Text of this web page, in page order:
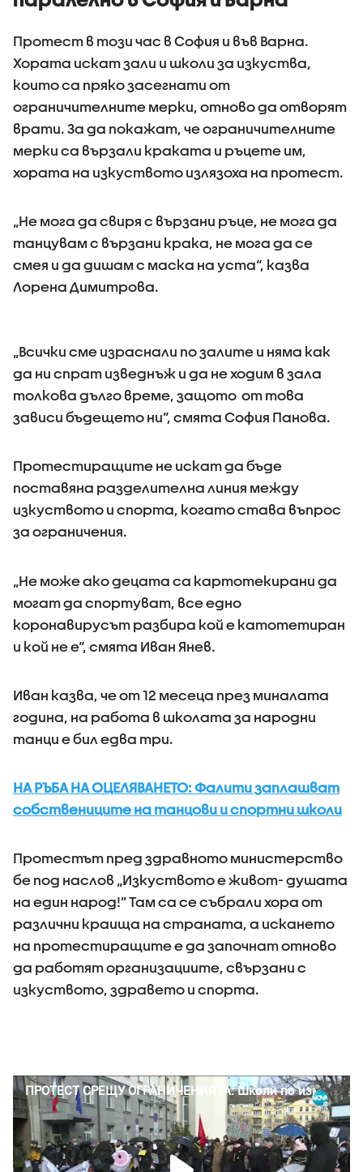
Протест в този час в София и във Варна.
Хората искат зали и школи за изкуства,
които са пряко засегнати от
ограничителните мерки, отново да отворят
врати. За да покажат, че ограничителните
мерки са вързали краката и ръцете им,
хората на изкуството излязоха на протест.
„Не мога да свиря с вързани ръце, не мога да
танцувам с вързани крака, не мога да се
смея и да дишам с маска на уста“, казва
Лорена Димитрова.
„Всички сме израснали по залите и няма как
да ни спрат изведнъж и да не ходим в зала
толкова дълго време, защото от това
зависи бъдещето ни“, смята София Панова.
Протестиращите не искат да бъде
поставяна разделителна линия между
изкуството и спорта, когато става въпрос
за ограничения.
„Не може ако децата са картотекирани да
могат да спортуват, все едно
коронавирусът разбира кой е катотетиран
и кой не е“, смята Иван Янев.
Иван казва, че от 12 месеца през миналата
година, на работа в школата за народни
танци е бил едва три.
НА РЪБА НА ОЦЕЛЯВАНЕТО: Фалити заплашват
собствениците на танцови и спортни школи
Протестът пред здравното министерство
бе под наслов „Изкуството е живот- душата
на един народ!” Там са се събрали хора от
различни краища на страната, а искането
на протестиращите е да започнат отново
да работят организациите, свързани с
изкуството, здравето и спорта.